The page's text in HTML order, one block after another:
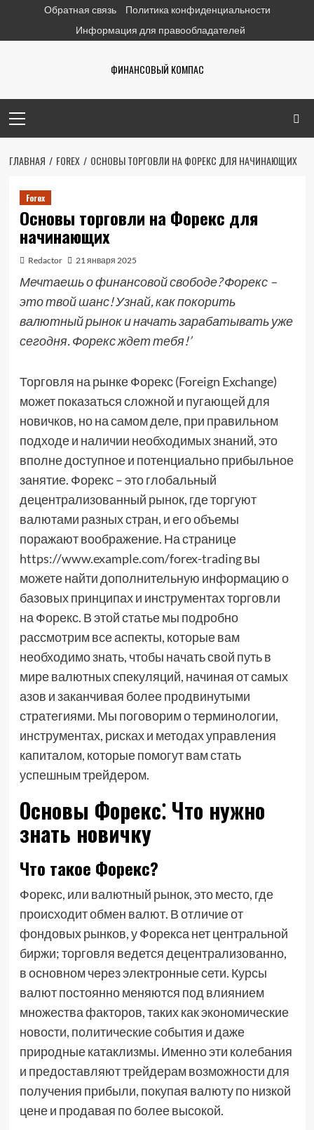
содержимому
Обратная связь
Политика конфиденциальности
Информация для правообладателей
ФИНАНСОВЫЙ КОМПАС
меню
ГЛАВНАЯ FOREX ОСНОВЫ ТОРГОВЛИ НА ФОРЕКС ДЛЯ НАЧИНАЮЩИХ
Forex
Основы торговли на Форекс для
начинающих
Redactor 21 января 2025
Мечтаешь о финансовой свободе? Форекс –
это твой шанс! Узнай, как покорить
валютный рынок и начать зарабатывать уже
сегодня. Форекс ждет тебя!’
Торговля на рынке Форекс (Foreign Exchange)
может показаться сложной и пугающей для
новичков, но на самом деле, при правильном
подходе и наличии необходимых знаний, это
вполне доступное и потенциально прибыльное
занятие. Форекс – это глобальный
децентрализованный рынок, где торгуют
валютами разных стран, и его объемы
поражают воображение. На странице
https://www.example.com/forex-trading вы
можете найти дополнительную информацию о
базовых принципах и инструментах торговли
на Форекс. В этой статье мы подробно
рассмотрим все аспекты, которые вам
необходимо знать, чтобы начать свой путь в
мире валютных спекуляций, начиная от самых
азов и заканчивая более продвинутыми
стратегиями. Мы поговорим о терминологии,
инструментах, рисках и методах управления
капиталом, которые помогут вам стать
успешным трейдером.
Основы Форекс⁚ Что нужно
знать новичку
Что такое Форекс?
Форекс, или валютный рынок, это место, где
происходит обмен валют. В отличие от
фондовых рынков, у Форекса нет центральной
биржи; торговля ведется децентрализованно,
в основном через электронные сети. Курсы
валют постоянно меняются под влиянием
множества факторов, таких как экономические
новости, политические события и даже
природные катаклизмы. Именно эти колебания
и предоставляют трейдерам возможности для
получения прибыли, покупая валюту по низкой
цене и продавая по более высокой.